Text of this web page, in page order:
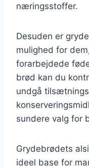
næringsstoffer.
Desuden er
mulighed for
forarbejdede
brød kan du
undgå
sundere valg for
Grydebrødets
ideel base for